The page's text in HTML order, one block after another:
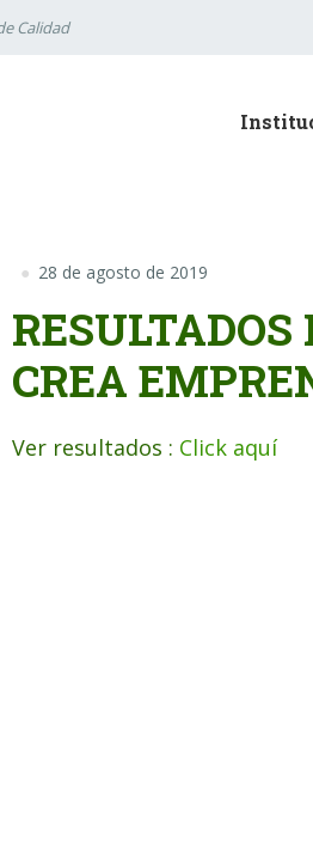
Calidad
28 de agosto de 2019
CREA
Ver resultados : Click aquí